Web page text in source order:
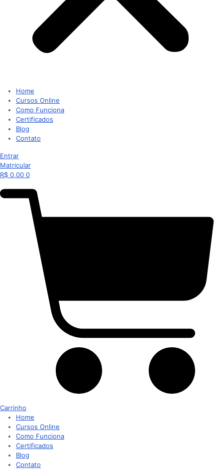
Home
Cursos Online
Como Funciona
Certificados
Blog
Contato
Entrar
Matricular
R$ 0,00 0
Carrinho
Home
Cursos Online
Como Funciona
Certificados
Blog
Contato